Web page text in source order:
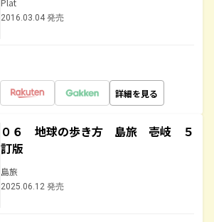
Plat
2016.03.04 発売
詳細を見る
０６ 地球の歩き方 島旅 壱岐 ５
訂版
島旅
2025.06.12 発売